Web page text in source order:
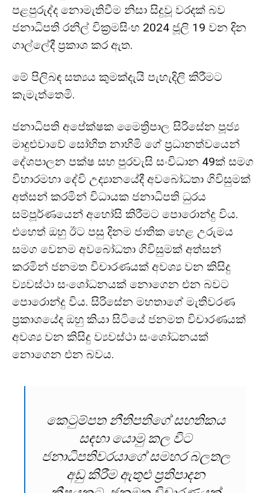
පළපුරුද්ද නොමැතිවීම නිසා සිදුවූ වරදක් බව
ජනාධිපති රනිල් වික්‍රමසිංහ 2024 ජූලි 19 වන දින
ගාල්ලේදී ප්‍රකාශ කර ඇත.
මේ පිලිබඳ සත්‍යය කුමක්දැයි පැහැදිලි කිරීමට
කැමැත්තෙමි.
ජනාධිපති අපේක්ෂක මෛත්‍රිපාල සිරිසේන පූජ්‍ය
මාදුළුවාවේ සෝභිත නාහිමි ගේ ප්‍රධානත්වයෙන්
දේශපාලන පක්ෂ සහ පුරවැසි සංවිධාන 49ක් සමග
විහාරමහා දේවි උද්‍යානයේදී අවබෝධතා ගිවිසුමක්
අත්සන් කරමින් විධායක ජනාධිපති ධුරය
සම්පූර්ණයෙන් අහෝසි කිරීමට පොරොන්දු විය.
එහෙත් ඔහු ඊට පසු දිනම ජාතික හෙළ උරුමය
සමග වෙනම අවබෝධතා ගිවිසුමක් අත්සන්
කරමින් ජනමත විචාරණයක් අවශ්‍ය වන කිසිදු
ව්‍යවස්ථා සංශෝධනයක් නොගෙන එන බවට
පොරොන්දු විය. සිරිසේන මහතාගේ මැතිවරණ
ප්‍රකාශයේද ඔහු කියා සිටියේ ජනමත විචාරණයක්
අවශ්‍ය වන කිසිදු ව්‍යවස්ථා සංශෝධනයක්
නොගෙන එන බවය.
කෙටුම්පත නීතිපතිගේ සහතිකය
සඳහා යොමු කල විට
ජනාධිපතිවරයාගේ සමහර බලතල
අඩු කිරීම ඇතුළු ප්‍රතිපාදන